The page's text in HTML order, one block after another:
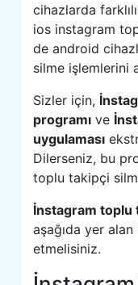
cihazlarda
ios instagram
de android
silme işlemlerini
Sizler için,
programı ve
uygulaması
Dilerseniz, bu
toplu takipçi
İnstagram toplu
aşağıda yer
etmelisiniz.